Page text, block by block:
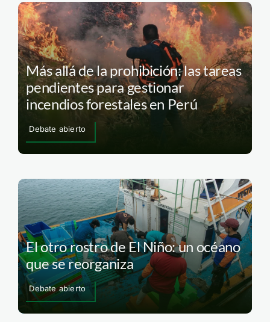
Más allá de la prohibición: las tareas
pendientes para gestionar
incendios forestales en Perú
Debate abierto
El otro rostro de El Niño: un océano
que se reorganiza
Debate abierto